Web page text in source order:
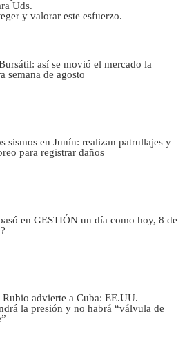
Uds.
y valorar este esfuerzo.
así se movió el mercado la
semana de agosto
sismos en Junín: realizan patrullajes y
para registrar daños
en GESTIÓN un día como hoy, 8 de
advierte a Cuba: EE.UU.
la presión y no habrá “válvula de